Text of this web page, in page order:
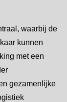
waarbij de
kunnen
met een
gezamenlijke